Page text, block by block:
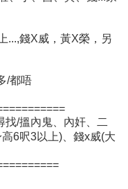
...,錢X威，黃X榮，另
/都唔
找/搵內鬼、內奸、二
6呎3以上)、錢x威(大